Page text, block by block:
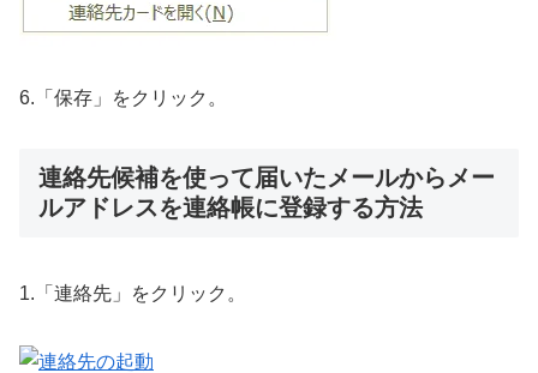
6.「保存」をクリック。
連絡先候補を使って届いたメールからメー
ルアドレスを連絡帳に登録する方法
1.「連絡先」をクリック。